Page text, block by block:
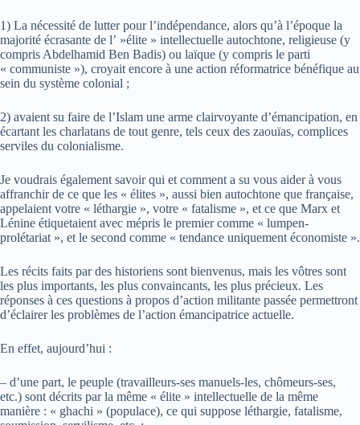
1) La nécessité de lutter pour l’indépendance, alors qu’à l’époque la
majorité écrasante de l’ »élite » intellectuelle autochtone, religieuse (y
compris Abdelhamid Ben Badis) ou laïque (y compris le parti
« communiste »), croyait encore à une action réformatrice bénéfique au
sein du système colonial ;
2) avaient su faire de l’Islam une arme clairvoyante d’émancipation, en
écartant les charlatans de tout genre, tels ceux des zaouïas, complices
serviles du colonialisme.
Je voudrais également savoir qui et comment a su vous aider à vous
affranchir de ce que les « élites », aussi bien autochtone que française,
appelaient votre « léthargie », votre « fatalisme », et ce que Marx et
Lénine étiquetaient avec mépris le premier comme « lumpen-
prolétariat », et le second comme « tendance uniquement économiste ».
Les récits faits par des historiens sont bienvenus, mais les vôtres sont
les plus importants, les plus convaincants, les plus précieux. Les
réponses à ces questions à propos d’action militante passée permettront
d’éclairer les problèmes de l’action émancipatrice actuelle.
En effet, aujourd’hui :
– d’une part, le peuple (travailleurs-ses manuels-les, chômeurs-ses,
etc.) sont décrits par la même « élite » intellectuelle de la même
manière : « ghachi » (populace), ce qui suppose léthargie, fatalisme,